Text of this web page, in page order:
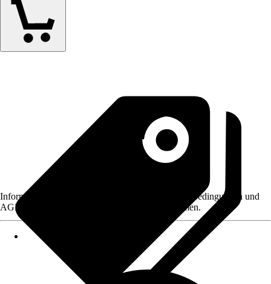
Informationen des Verkäufers, wie z. B. Rückgabebedingungen und
AGB, finden Sie bei Klick auf den Verkäufernamen.